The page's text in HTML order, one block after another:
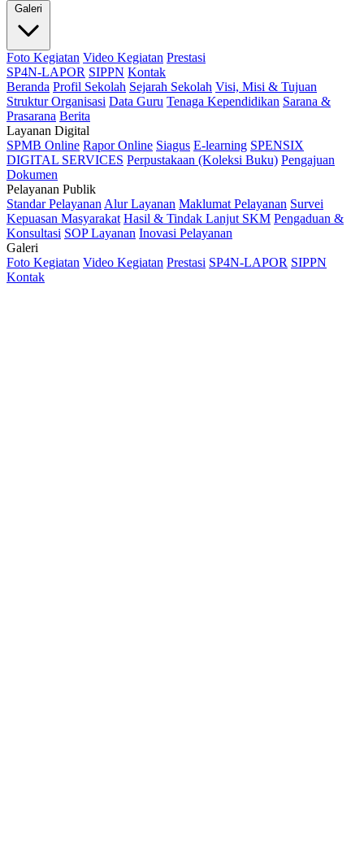
Galeri
Foto Kegiatan Video Kegiatan Prestasi
SP4N-LAPOR SIPPN Kontak
Beranda Profil Sekolah Sejarah Sekolah Visi, Misi & Tujuan
Struktur Organisasi Data Guru Tenaga Kependidikan Sarana &
Prasarana Berita
Layanan Digital
SPMB Online Rapor Online Siagus E-learning SPENSIX
DIGITAL SERVICES Perpustakaan (Koleksi Buku) Pengajuan
Dokumen
Pelayanan Publik
Standar Pelayanan Alur Layanan Maklumat Pelayanan Survei
Kepuasan Masyarakat Hasil & Tindak Lanjut SKM Pengaduan &
Konsultasi SOP Layanan Inovasi Pelayanan
Galeri
Foto Kegiatan Video Kegiatan Prestasi SP4N-LAPOR SIPPN
Kontak